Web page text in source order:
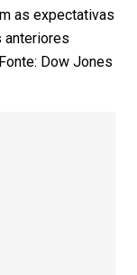
as expectativas
anteriores
Dow Jones